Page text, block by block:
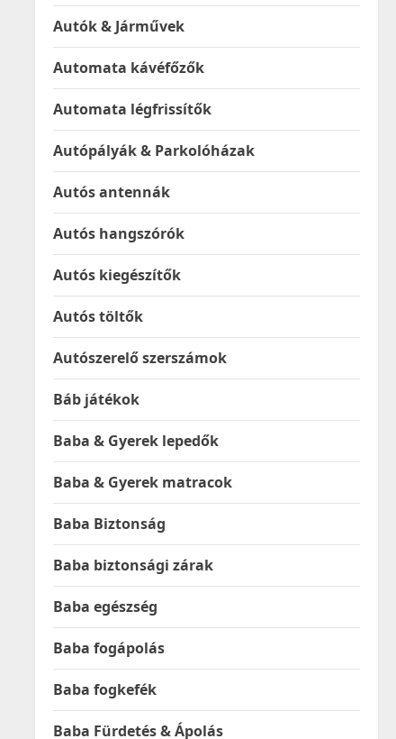
Autók & Járművek
Automata kávéfőzők
Automata légfrissítők
Autópályák & Parkolóházak
Autós antennák
Autós hangszórók
Autós kiegészítők
Autós töltők
Autószerelő szerszámok
Báb játékok
Baba & Gyerek lepedők
Baba & Gyerek matracok
Baba Biztonság
Baba biztonsági zárak
Baba egészség
Baba fogápolás
Baba fogkefék
Baba Fürdetés & Ápolás